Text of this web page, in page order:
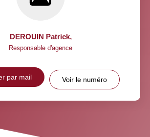
DEROUIN Patrick,
Responsable d'agence
par mail Voir le numéro